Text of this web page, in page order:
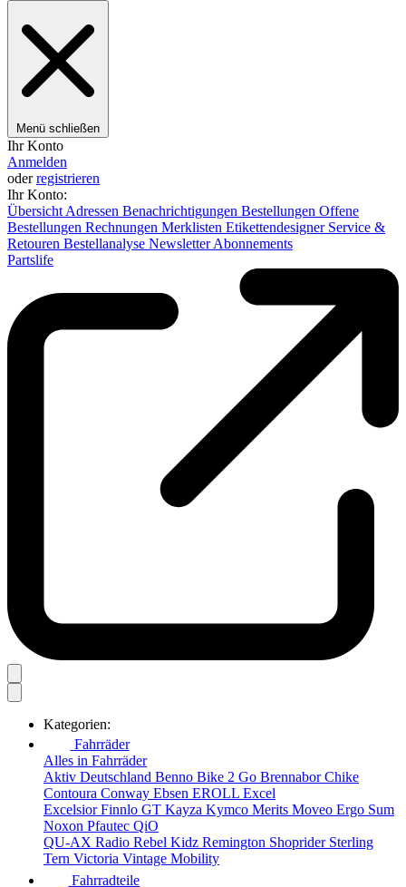
Menü schließen
Ihr Konto
Anmelden
oderregistrieren
Ihr Konto:
Übersicht Adressen Benachrichtigungen Bestellungen Offene
Bestellungen Rechnungen Merklisten Etikettendesigner Service &
Retouren Bestellanalyse NewsletterAbonnements
Partslife
Kategorien:
Fahrräder
Alles in Fahrräder
Aktiv Deutschland Benno Bike 2 Go Brennabor Chike
Contoura Conway Ebsen EROLL Excel
Excelsior Finnlo GT Kayza Kymco Merits Moveo Ergo Sum
Noxon Pfautec QiO
QU-AX Radio Rebel Kidz Remington Shoprider Sterling
Tern Victoria Vintage Mobility
Fahrradteile